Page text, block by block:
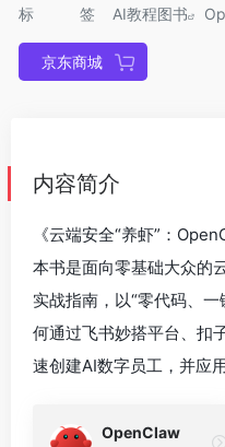
标签
AI教程图书
京东商城
内容简介
《云端安全“养虾”：
本书是面向零基础大众的
实战指南，以“零代码、
何通过飞书妙搭平台、扣
速创建AI数字员工，并应
OpenClaw